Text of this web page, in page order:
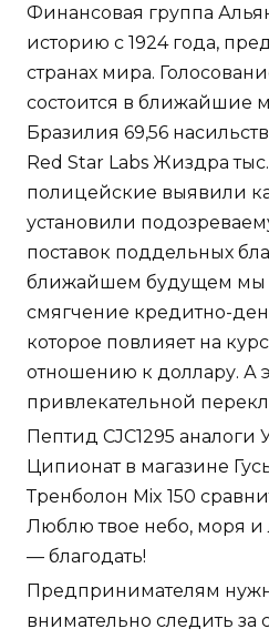
Финансовая группа
историю с 1924 года,
странах мира.
состоится в ближайшие
Бразилия 69,56
Red Star Labs Жиздра
полицейские выявили
установили
поставок поддельных
ближайшем будущем мы
смягчение кредитно-
которое повлияет на
отношению к доллару. А
привлекательной
Пептид CJC1295 аналоги
Ципионат в магазине
Тренболон Mix 150
Люблю твое небо, моря и
— благодать!
Предпринимателям
внимательно следить